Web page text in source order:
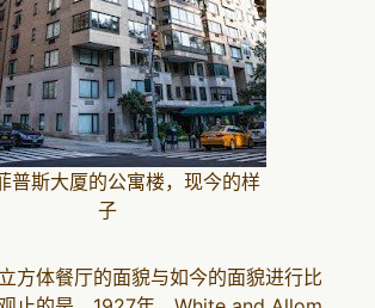
普斯大厦的公寓楼，现今的样
子
方体餐厅的面貌与如今的面貌进行比